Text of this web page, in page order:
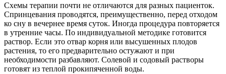
Схемы терапии почти не отличаются для разных пациенток.
Спринцевания проводятся, преимущественно, перед отходом
ко сну в вечернее время суток. Иногда процедура повторяется
в утренние часы. По индивидуальной методике готовится
раствор. Если это отвар корня или высушенных плодов
растения, то его предварительно остужают и при
необходимости разбавляют. Солевой и содовый растворы
готовят из теплой прокипяченной воды.